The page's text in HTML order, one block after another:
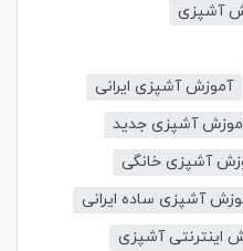
آشپزی
آموزش آشپزی ایرانی
آشپزی جدید
آشپزی خانگی
آشپزی ساده ایرانی
اینترنتی آشپزی